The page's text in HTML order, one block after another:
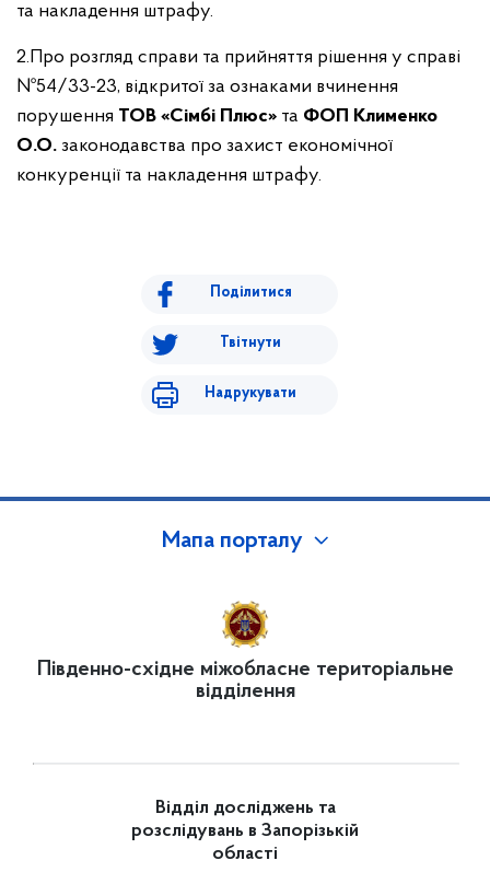
та накладення штрафу.
2.Про розгляд справи та прийняття рішення у справі
№54/33-23, відкритої за ознаками вчинення
порушення ТОВ «Сімбі Плюс» та ФОП Клименко
О.О. законодавства про захист економічної
конкуренції та накладення штрафу.
Поділитися
Твітнути
Надрукувати
Мапа порталу
Південно-східне міжобласне територіальне
відділення
Відділ досліджень та
розслідувань в Запорізькій
області